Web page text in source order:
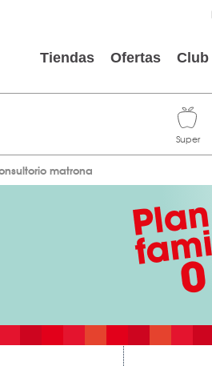
Tiendas Ofertas Club
matrona